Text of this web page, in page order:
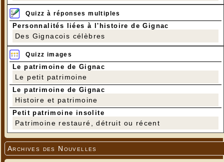
Quizz à réponses multiples
Personnalités liées à l'histoire de Gignac
Des Gignacois célèbres
Quizz images
Le patrimoine de Gignac
Le petit patrimoine
Le patrimoine de Gignac
Histoire et patrimoine
Petit patrimoine insolite
Patrimoine restauré, détruit ou récent
Archives des Nouvelles
---
ATTELAGE DES FRAUX